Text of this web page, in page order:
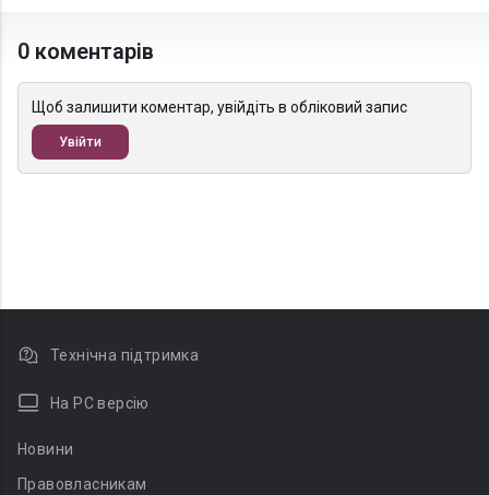
0 коментарів
Щоб залишити коментар, увійдіть в обліковий запис
Увійти
Технічна підтримка
На PC версію
Новини
Правовласникам